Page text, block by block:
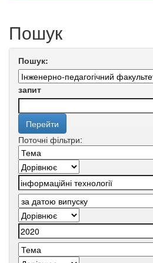
Пошук
Пошук:
запит
Поточні фільтри: